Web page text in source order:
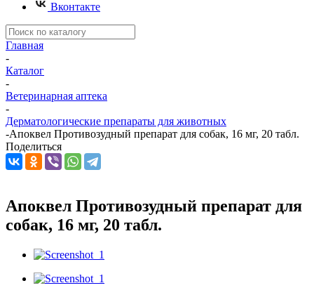
Вконтакте
Главная
-
Каталог
-
Ветеринарная аптека
-
Дерматологические препараты для животных
-Апоквел Противозудный препарат для собак, 16 мг, 20 табл.
Поделиться
Апоквел Противозудный препарат для
собак, 16 мг, 20 табл.